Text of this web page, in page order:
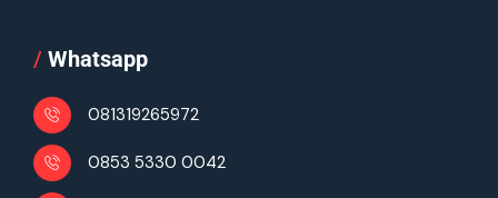
/ Whatsapp
081319265972
0853 5330 0042